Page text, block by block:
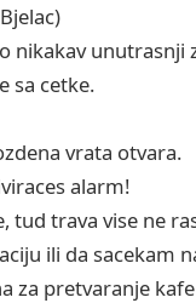
nikakav unutrasnji
sa cetke.
vrata otvara.
alarm!
tud trava vise ne
ili da sacekam
za pretvaranje